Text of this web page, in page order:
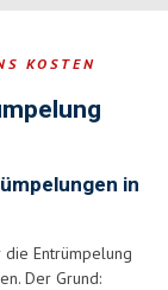
KOSTEN
in
Entrümpelung
Der Grund: